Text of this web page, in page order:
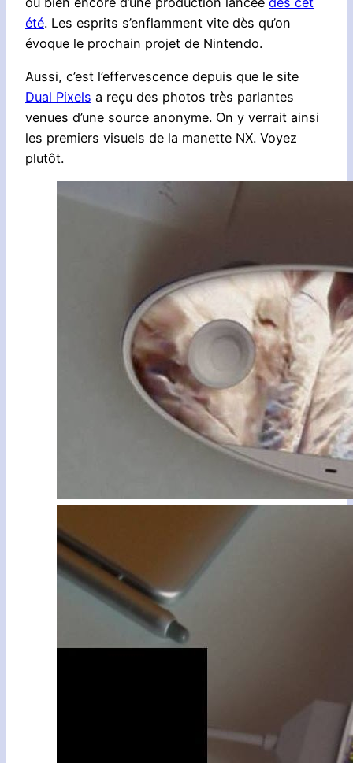
été. Les esprits s’enflamment vite dès qu’on
évoque le prochain projet de Nintendo.
Aussi, c’est l’effervescence depuis que le site
Dual Pixels a reçu des photos très parlantes
venues d’une source anonyme. On y verrait ainsi
les premiers visuels de la manette NX. Voyez
plutôt.